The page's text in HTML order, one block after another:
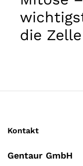
die Zelle
Kontakt
Gentaur GmbH